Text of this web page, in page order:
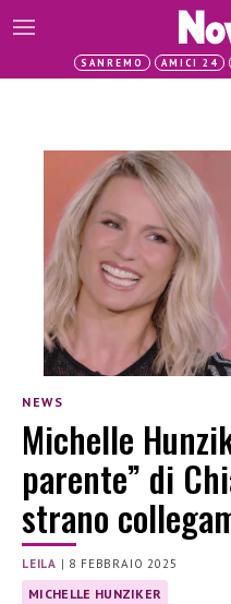
SANREMO AMICI 24
NEWS
Michelle
parente” di
strano
LEILA | 8 FEBBRAIO 2025
MICHELLE HUNZIKER